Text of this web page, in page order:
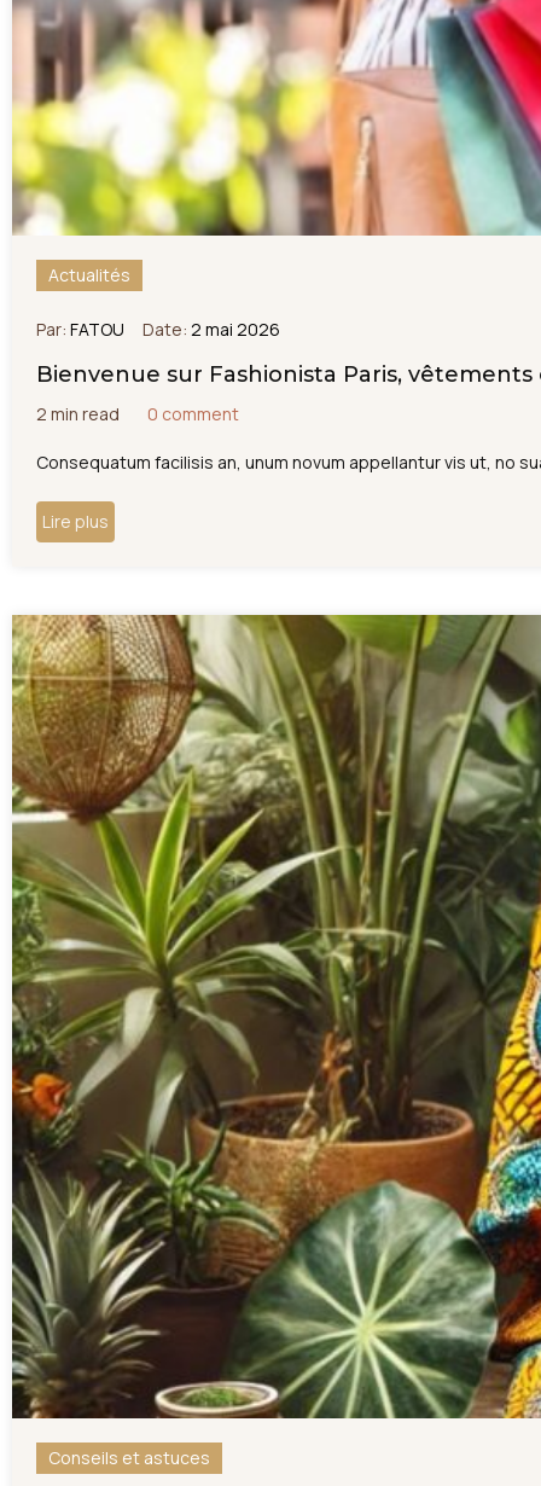
Actualités
Par: FATOU Date: 2 mai 2026
Bienvenue sur Fashionista Paris,
2 min read 0 comment
Consequatum facilisis an, unum novum appellantur vis ut, no
Lire plus
Conseils et astuces